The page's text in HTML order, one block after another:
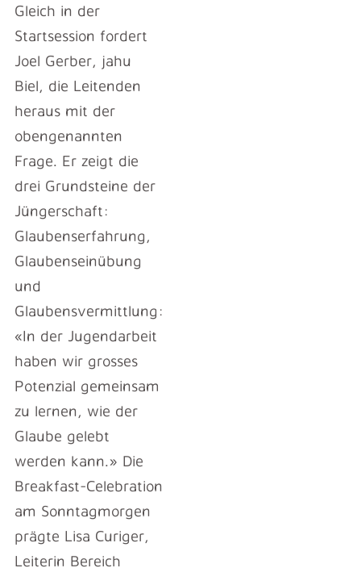
Gleich in der
Startsession fordert
Joel Gerber, jahu
Biel, die Leitenden
heraus mit der
obengenannten
Frage. Er zeigt die
drei Grundsteine der
Jüngerschaft:
Glaubenserfahrung,
Glaubenseinübung
und
Glaubensvermittlung:
«In der Jugendarbeit
haben wir grosses
Potenzial gemeinsam
zu lernen, wie der
Glaube gelebt
werden kann.» Die
Breakfast-Celebration
am Sonntagmorgen
prägte Lisa Curiger,
Leiterin Bereich